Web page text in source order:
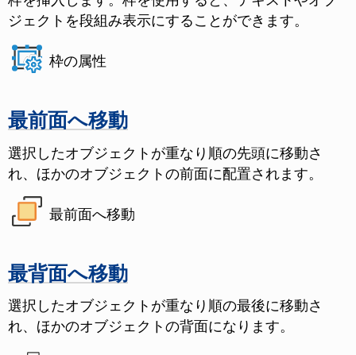
ジェクトを段組み表示にすることができます。
枠の属性
最前面へ移動
選択したオブジェクトが重なり順の先頭に移動さ
れ、ほかのオブジェクトの前面に配置されます。
最前面へ移動
最背面へ移動
選択したオブジェクトが重なり順の最後に移動さ
れ、ほかのオブジェクトの背面になります。